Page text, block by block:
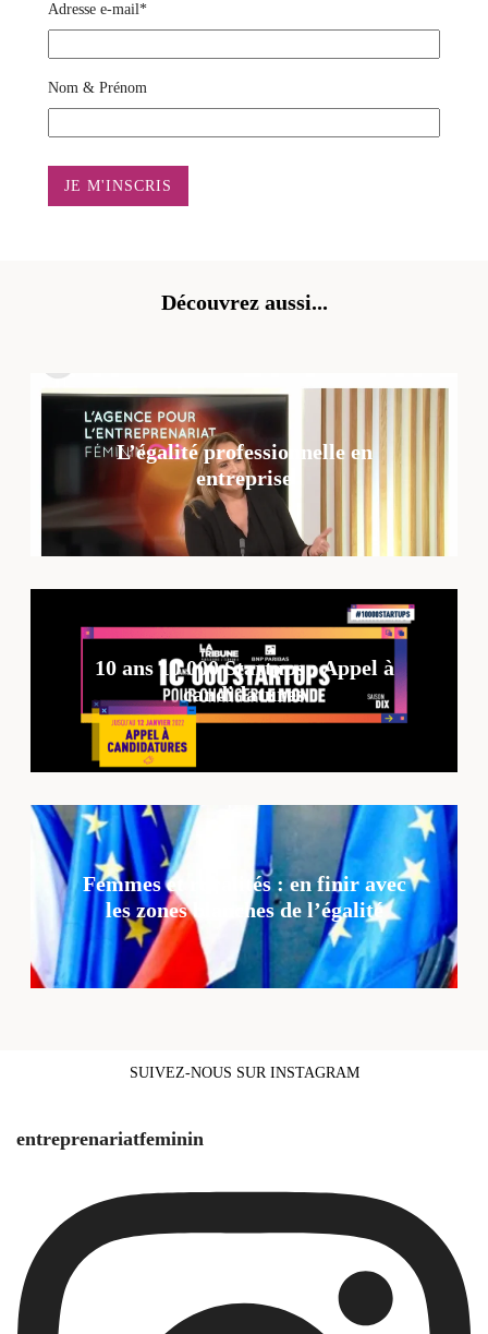
Adresse e-mail*
Nom & Prénom
Découvrez aussi...
L’égalité professionnelle en
entreprise
10 ans 10 000 Startups : Appel à
candidatures
Femmes et ruralités : en finir avec
les zones blanches de l’égalité
SUIVEZ-NOUS SUR INSTAGRAM
entreprenariatfeminin